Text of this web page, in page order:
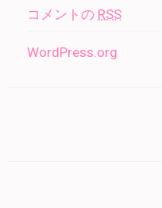
コメントの RSS
WordPress.org